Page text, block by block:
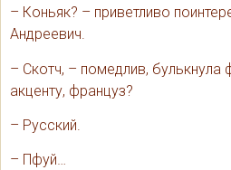
– Коньяк? – приветливо
Андреевич.
– Скотч, – помедлив,
акценту, француз?
– Русский.
– Пфуй…